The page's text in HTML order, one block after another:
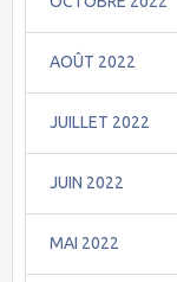
AOÛT 2022
JUILLET 2022
JUIN 2022
MAI 2022